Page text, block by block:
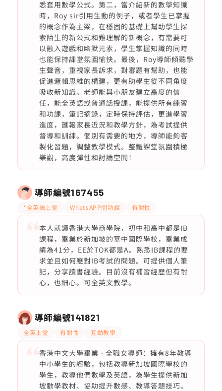
悉套用數學公式。第二，當介紹新的數學知識
時，Roy sir引用生動的例子，或者學生已掌握
的概念作為主梁，在穩固的基礎上幫助學生探
索陌生的新公式和難理解的新概念，有需要可
以融入遊戲和幽默元素，學生掌握知識的同時
也能保持課堂氛圍愉快。最後，Roy導師傾聽學
生聲音，重視家長訴求，對審題有幫助，也能
促進邏輯思維的構建，更有助學生從不同角度
吸收新知識。老師能與小朋友建立高度的信
任，能全英語或普通話授課，能提供所有練習
和功課，筆記摘錄，定時保持評估，更進學習
進度，匯報家長近況和教學方針，為考試提供
督導和訓練。個別有需要的地方，導師能夠客
製化習題，調整教學模式。整體課堂氛圍積極
樂觀，高度彈性和討論空間！
導師編號167455
*全英語上堂 WhatsAPP問功課 有耐性
本人就讀香港大學商學院，初中和高中都是IB
課程，畢業於新加坡的華中國際學校，畢業成
績為41分，EE於TOK都是A。熟悉IB課程的要
求並且如何應對IB考試的問題。可提供個人筆
記，分享讀書經驗。目前沒有補習經歷但有耐
心，也細心。可全英文教學。
導師編號141821
全英上堂 有耐性 互動教學
香港中文大學畢業 - 全職女導師：擁有8年教導
中小學生的經驗，包括教導新加坡國際學校的
學生，教導他們數學及英語，為學生提供新加
坡數學教材、協助提升數感、教導答題技巧。